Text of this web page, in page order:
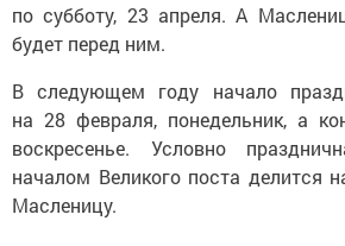
по субботу, 23 апреля. А
будет перед ним.
В следующем году начало
на 28 февраля, понедельник, а
воскресенье. Условно
началом Великого поста делится
Масленицу.